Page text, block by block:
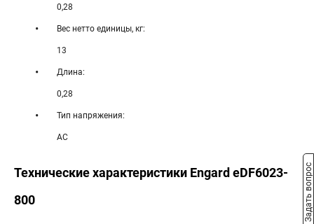
0,28
Вес нетто единицы, кг:
13
Длина:
0,28
Тип напряжения:
AC
Технические характеристики Engard eDF6023-
800
Задать вопрос